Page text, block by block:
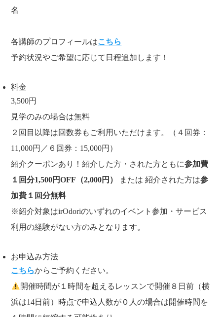
名
各講師のプロフィールはこちら
予約状況やご希望に応じて日程追加します！
料金
3,500円
見学のみの場合は無料
２回目以降は回数券もご利用いただけます。（４回券：
11,000円／６回券：15,000円）
紹介クーポンあり！紹介した方・された方ともに参加費
１回分1,500円OFF（2,000円）
または 紹介された方は参
加費１回分無料
※紹介対象はirOdoriのいずれのイベント参加・サービス
利用の経験がない方のみとなります。
お申込み方法
こちらからご予約ください。
開催時間が１時間を超えるレッスンで開催８日前（横
浜は14日前）時点で申込人数が０人の場合は開催時間を